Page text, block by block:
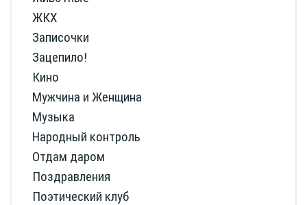
ЖКХ
Записочки
Зацепило!
Кино
Мужчина и Женщина
Музыка
Народный контроль
Отдам даром
Поздравления
Поэтический клуб